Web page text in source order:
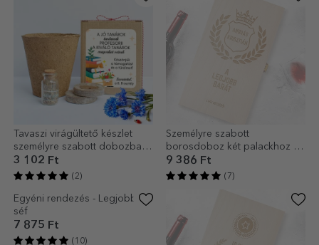
Tavaszi virágültető készlet
személyre szabott dobozban,
üzenettel a tanárnak - Könyvek
3 102 Ft
(2)
Személyre szabott
borosdoboz két palackhoz -
The Best
9 386 Ft
(7)